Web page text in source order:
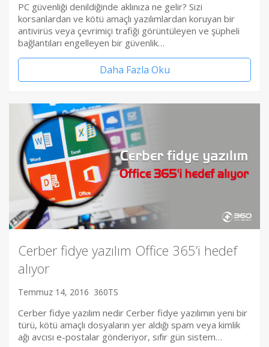
PC güvenliği denildiğinde aklınıza ne gelir? Sizi
korsanlardan ve kötü amaçlı yazılımlardan koruyan bir
antivirüs veya çevrimiçi trafiği görüntüleyen ve şüpheli
bağlantıları engelleyen bir güvenlik…
Daha Fazla Oku
Cerber fidye yazılım Office 365’i hedef
alıyor
Temmuz 14, 2016 360TS
Cerber fidye yazılım nedir Cerber fidye yazılımın yeni bir
türü, kötü amaçlı dosyaların yer aldığı spam veya kimlik
ağı avcısı e-postalar gönderiyor, sıfır gün sistem…